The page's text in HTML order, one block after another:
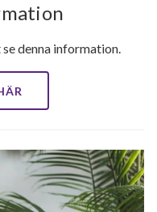
denna information.